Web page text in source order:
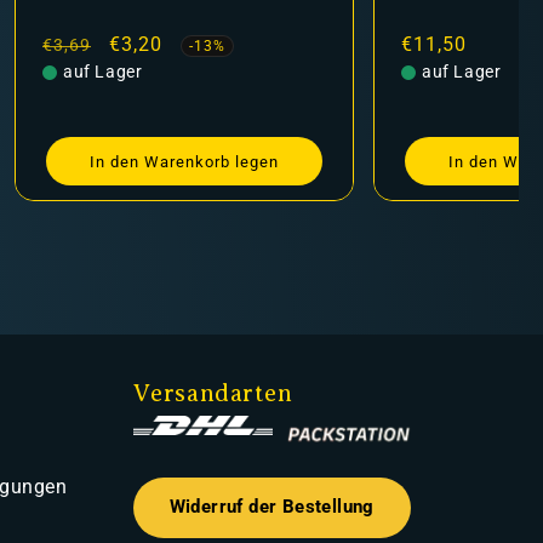
Normaler
Preis
€3,69 Verkaufspreis
€3,20 -13%
auf Lager
In den Warenkorb legen
Normaler
Preis
€11,50
auf Lager
In den
Versandarten
Widerruf der Bestellung